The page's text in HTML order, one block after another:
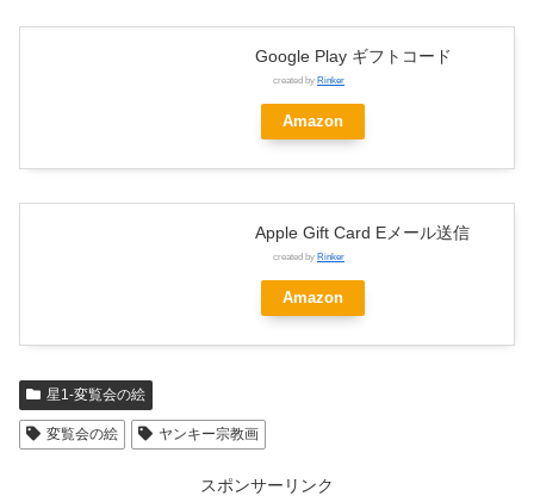
Google Play ギフトコード
created by Rinker
Amazon
Apple Gift Card Eメール送信
created by Rinker
Amazon
星1-変覧会の絵
変覧会の絵 ヤンキー宗教画
スポンサーリンク